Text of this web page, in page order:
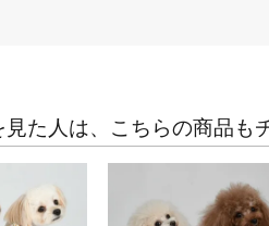
見た人は、こちらの商品も